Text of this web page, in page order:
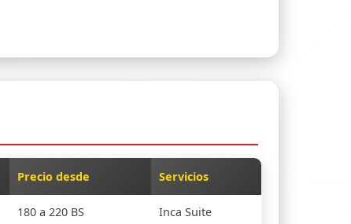
Precio desde Servicios
180 a 220 BS Inca Suite